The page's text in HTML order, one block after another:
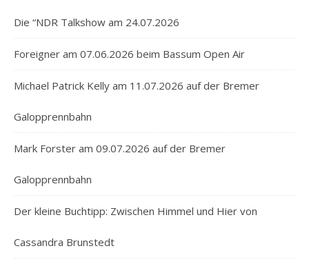
Die “NDR Talkshow am 24.07.2026
Foreigner am 07.06.2026 beim Bassum Open Air
Michael Patrick Kelly am 11.07.2026 auf der Bremer
Galopprennbahn
Mark Forster am 09.07.2026 auf der Bremer
Galopprennbahn
Der kleine Buchtipp: Zwischen Himmel und Hier von
Cassandra Brunstedt